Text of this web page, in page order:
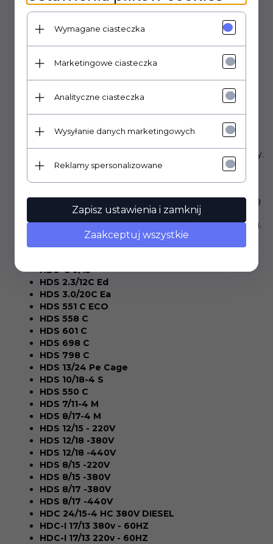
odpowiada zamonitorowanie temperatury wody w
układzie i automatyczne wyłączenie grzałki lub palnika
w przypadku jej przekroczenia bezpiecznego poziomu.
Chroni to urządzenie przed przegrzaniem i
uszkodzeniem, zapewniając jego długą żywotność i
Wykonany zwysokiej jakości materiałów
, ogranicznik
temperatury Kärcher gwarantuje
niezawodność i odpornośćna działanie wysokiej
temperatury i wilgoci. Jego precyzyjne działanie jest
efektywnego zarządzania procesem podgrzewania wody.
Kompatybilność:
Ten ogranicznik temperatury jest kompatybilny z szeroką
gamą profesjonalnych myjek wysokociśnieniowych
Kärcher z seriiHDS(gorącowodne) iHDC(kontenerowe).
Sprawdź, czy Twój model znajduje się na poniższej liście:
HDS-C 9/15
HDS 2.3/12C Ed
HDS 3.0/20C Ea
HDS 551 C ECO
HDS 558 C
HDS 601 C
HDS 698 C
HDS 798 C
HDS 13/24 Pe Cage
HDS 10/18-4 S
HDS 550 C
HDS 7/11-4 M
HDS 8/17-4 M
HDS 12/15 - 220V
HDS 12/18 -380V
HDS 12/18 -440V
HDS 8/15 -220V
HDS 8/15 -380V
HDS 8/17 -380V
HDS 8/17 -440V
HDC 24/15-4 HC 380V DIESEL
HDC-I 17/13 380v - 60HZ
HDC-I 17/13 220v - 60HZ
Wymagane ciasteczka
Marketingowe ciasteczka
Analityczne ciasteczka
Wysyłanie danych marketingowych
Reklamy spersonalizowane
Zapisz ustawienia i zamknij
Zaakceptuj wszystkie